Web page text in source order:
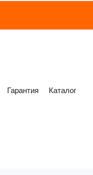
Гарантия Каталог